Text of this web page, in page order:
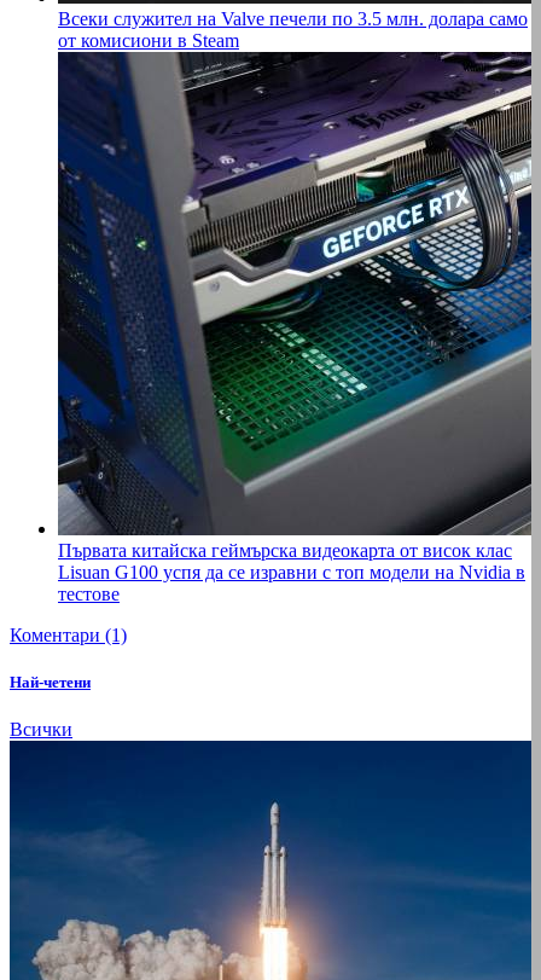
Всеки служител на Valve печели по 3.5 млн. долара само
от комисиони в Steam
Първата китайска геймърска видеокарта от висок клас
Lisuan G100 успя да се изравни с топ модели на Nvidia в
тестове
Коментари (1)
Най-четени
Всички